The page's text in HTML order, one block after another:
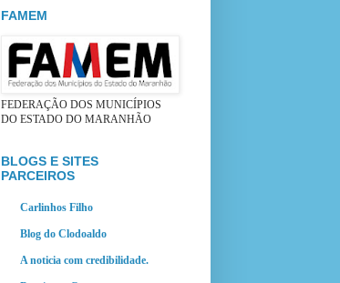
FAMEM
FEDERAÇÃO DOS MUNICÍPIOS
DO ESTADO DO MARANHÃO
BLOGS E SITES
PARCEIROS
Carlinhos Filho
Blog do Clodoaldo
A noticia com credibilidade.